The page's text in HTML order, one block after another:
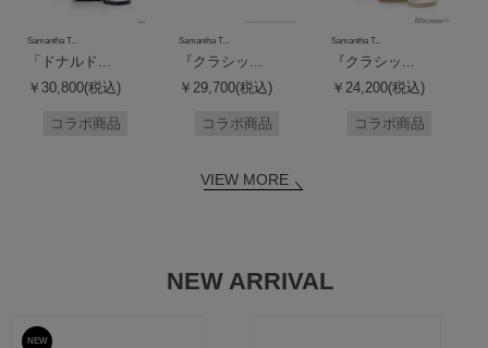
Samantha T...
「ドナルド...
￥30,800(税込)
コラボ商品
Samantha T...
『クラシッ...
￥29,700(税込)
コラボ商品
Samantha T...
『クラシッ...
￥24,200(税込)
コラボ商品
VIEW MORE
NEW ARRIVAL
予約
NEW